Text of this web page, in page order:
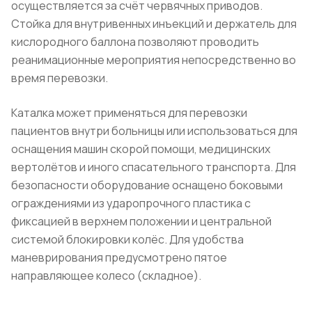
осуществляется за счёт червячных приводов.
Стойка для внутривенных инъекций и держатель для
кислородного баллона позволяют проводить
реанимационные мероприятия непосредственно во
время перевозки.
Каталка может применяться для перевозки
пациентов внутри больницы или использоваться для
оснащения машин скорой помощи, медицинских
вертолётов и иного спасательного транспорта. Для
безопасности оборудование оснащено боковыми
ограждениями из ударопрочного пластика с
фиксацией в верхнем положении и центральной
системой блокировки колёс. Для удобства
маневрирования предусмотрено пятое
направляющее колесо (складное).